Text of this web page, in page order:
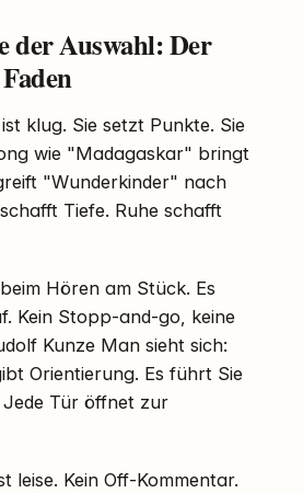
der Auswahl: Der
klug. Sie setzt Punkte. Sie
wie "Madagaskar" bringt
"Wunderkinder" nach
Tiefe. Ruhe schafft
Hören am Stück. Es
Kein Stopp-and-go, keine
Kunze Man sieht sich:
Orientierung. Es führt Sie
Tür öffnet zur
leise. Kein Off-Kommentar.